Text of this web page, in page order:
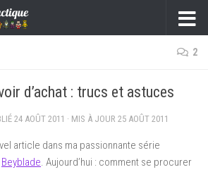
2
d’achat : trucs et astuces
24 AOÛT 2011 · MIS À JOUR 25 AOÛT 2011
article dans ma passionnante série
Beyblade. Aujourd’hui : comment se procurer